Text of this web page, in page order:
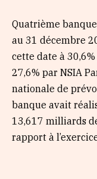
Quatrième
au 31 décembre
cette date à
27,6% par NSIA
nationale de
banque avait
13,617 milliards
rapport à